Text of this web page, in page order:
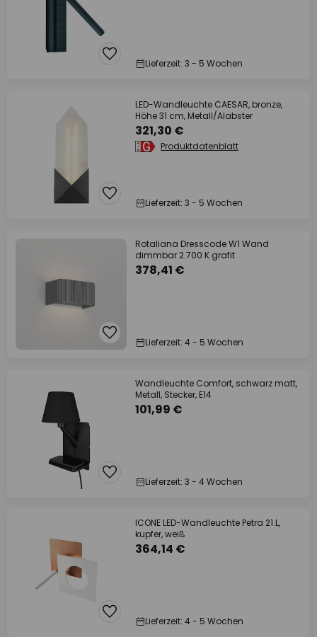
Lieferzeit: 3 - 5 Wochen
LED-Wandleuchte CAESAR, bronze,
Höhe 31 cm, Metall/Alabster
321,30 €
Produktdatenblatt
Lieferzeit: 3 - 5 Wochen
Rotaliana Dresscode W1 Wand
dimmbar 2.700 K grafit
378,41 €
Lieferzeit: 4 - 5 Wochen
Wandleuchte Comfort, schwarz matt,
Metall, Stecker, E14
101,99 €
Lieferzeit: 3 - 4 Wochen
ICONE LED-Wandleuchte Petra 21.L,
kupfer, weiß
364,14 €
Lieferzeit: 4 - 5 Wochen